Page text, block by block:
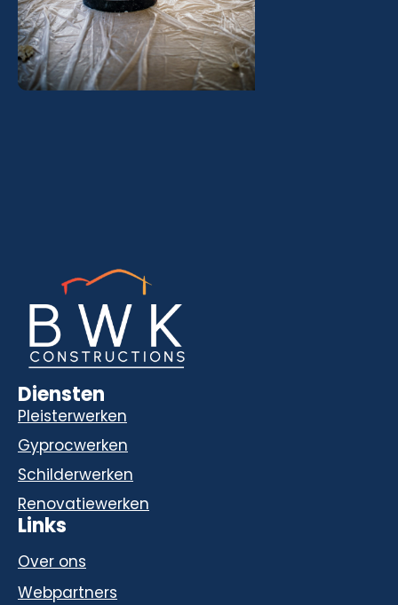
Diensten
Pleisterwerken
Gyprocwerken
Schilderwerken
Renovatiewerken
Links
Over ons
Webpartners